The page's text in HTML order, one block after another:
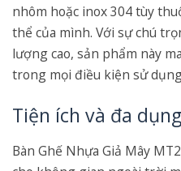
nhôm hoặc inox 304 tùy
thể của mình. Với sự chú
lượng cao, sản phẩm này
trong mọi điều kiện sử
Tiện ích và đa dụng
Bàn Ghế Nhựa Giả Mây